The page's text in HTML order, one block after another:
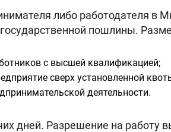
либо работодателя в
пошлины.
с высшей квалификацией;
сверх установленной
деятельности.
дней. Разрешение на работу